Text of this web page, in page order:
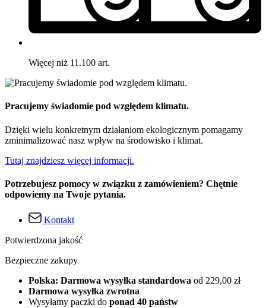
Więcej niż 11.100 art.
Pracujemy świadomie pod względem klimatu.
Dzięki wielu konkretnym działaniom ekologicznym pomagamy
zminimalizować nasz wpływ na środowisko i klimat.
Tutaj znajdziesz więcej informacji.
Potrzebujesz pomocy w związku z zamówieniem? Chętnie
odpowiemy na Twoje pytania.
Kontakt
Potwierdzona jakość
Bezpieczne zakupy
Polska: Darmowa wysyłka standardowa od 229,00 zł
Darmowa wysyłka zwrotna
Wysyłamy paczki do ponad 40 państw